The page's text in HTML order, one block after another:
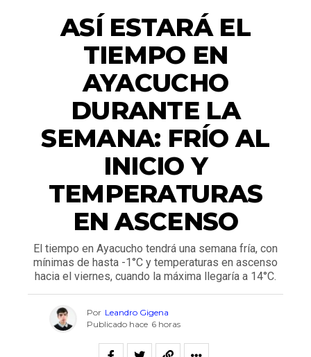
ASÍ ESTARÁ EL
TIEMPO EN
AYACUCHO
DURANTE LA
SEMANA: FRÍO AL
INICIO Y
TEMPERATURAS
EN ASCENSO
El tiempo en Ayacucho tendrá una semana fría, con
mínimas de hasta -1°C y temperaturas en ascenso
hacia el viernes, cuando la máxima llegaría a 14°C.
Por Leandro Gigena
Publicado hace 6 horas